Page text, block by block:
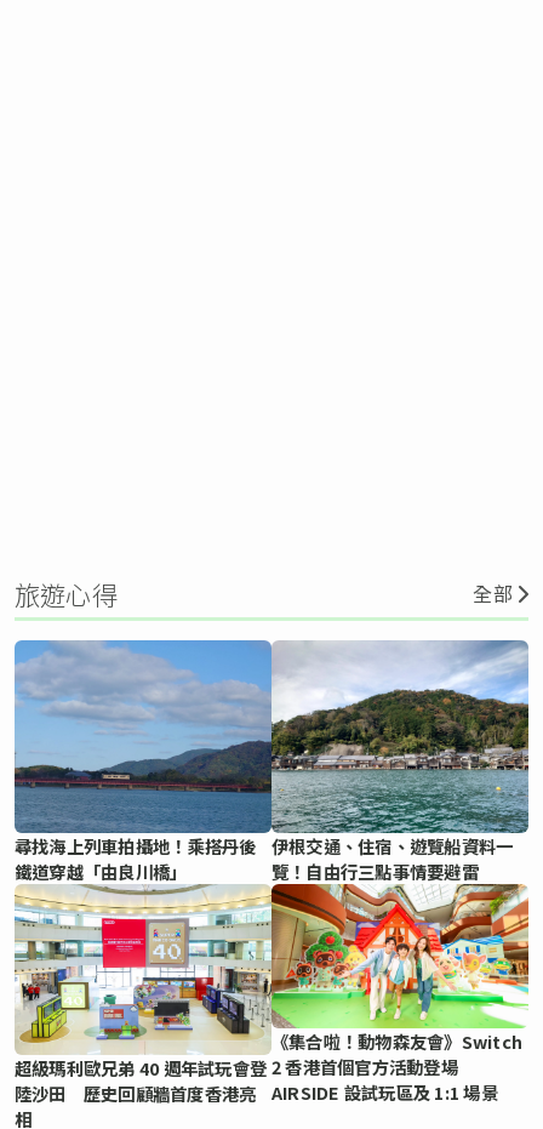
旅遊心得 全部
尋找海上列車拍攝地！乘搭丹後
鐵道穿越「由良川橋」
伊根交通、住宿、遊覽船資料一
覽！自由行三點事情要避雷
超級瑪利歐兄弟 40 週年試玩會登
陸沙田 歷史回顧牆首度香港亮
相
《集合啦！動物森友會》Switch
2 香港首個官方活動登場
AIRSIDE 設試玩區及 1:1 場景